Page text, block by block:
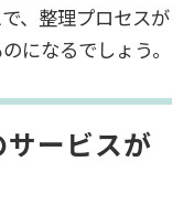
、整理プロセスが
になるでしょう。
ービスが